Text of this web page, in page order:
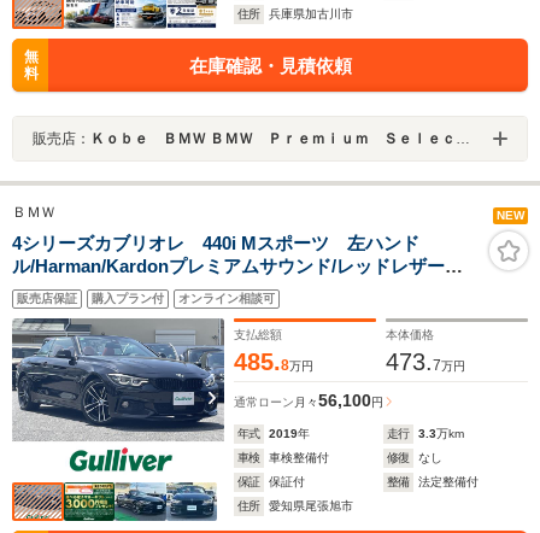
住所
兵庫県加古川市
無
料
在庫確認・見積依頼
販売店： Ｋｏｂｅ ＢＭＷ ＢＭＷ Ｐｒｅｍｉｕｍ Ｓｅｌｅｃｔｉｏｎ 加古川
ＢＭＷ NEW
4シリーズカブリオレ 440i Mスポーツ 左ハンド
ル/Harman/Kardonプレミアムサウンド/レッドレザーシ
ート/M Performanceカーボン・ミラー・カバー/M
Performanceカーボン・フロントスプリッター/ツインタ
ーボ/BSM/LIM/RES/PDC/クルコン/シートヒーター
販売店保証 購入プラン付 オンライン相談可
支払総額
485.8万円
本体価格
473.7万円
通常ローン 月々56,100円
年式 2019年 走行 3.3万km
車検
車検整備付 修復
なし
保証
保証付 整備
法定整備付
住所
愛知県尾張旭市